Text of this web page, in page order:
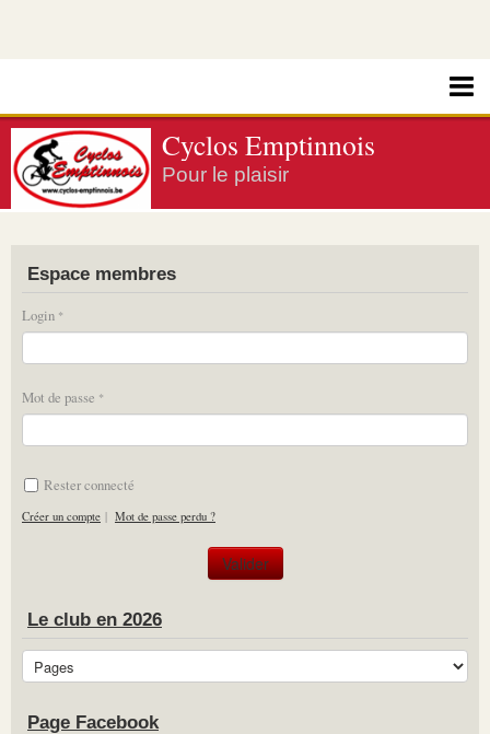
Cyclos Emptinnois
Pour le plaisir
Espace membres
Login
Mot de passe
Rester connecté
Créer un compte | Mot de passe perdu ?
Le club en 2026
Page Facebook